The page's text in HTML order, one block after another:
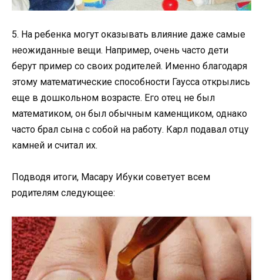
5. На ребенка могут оказывать влияние даже самые
неожиданные вещи. Например, очень часто дети
берут пример со своих родителей. Именно благодаря
этому математические способности Гаусса открылись
еще в дошкольном возрасте. Его отец не был
математиком, он был обычным каменщиком, однако
часто брал сына с собой на работу. Карл подавал отцу
камней и считал их.
Подводя итоги, Масару Ибуки советует всем
родителям следующее: